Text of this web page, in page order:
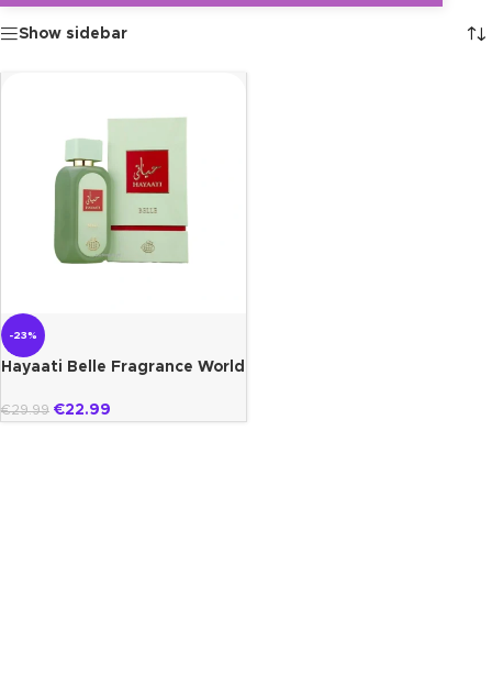
Show sidebar
-23%
Hayaati Belle Fragrance World
€29.99 €22.99